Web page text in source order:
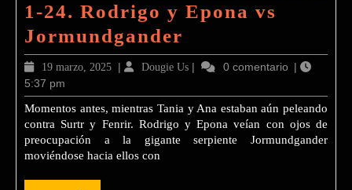
1-24. Rodrigo y Epona vs
Jormundgander
24.
y
Epona
19 marzo, 202519
2025
| Dougie UsDougie
| 0 comentario |
5:37 pm
Momentos antes, mientras Tania y Ana estaban aún peleando
contra Surtr y Fenrir. Rodrigo y Epona veían con ojos de
preocupación a la gigante serpiente Jormundgander
moviéndose hacia ellos con